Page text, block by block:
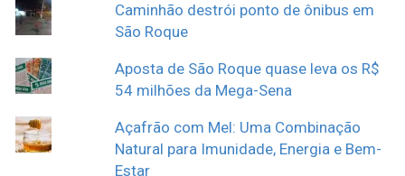
Caminhão destrói ponto de ônibus em
São Roque
Aposta de São Roque quase leva os R$
54 milhões da Mega-Sena
Açafrão com Mel: Uma Combinação
Natural para Imunidade, Energia e Bem-
Estar